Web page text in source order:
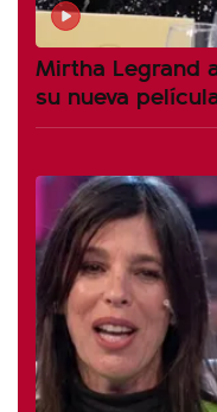
Mirtha Legrand
su nueva